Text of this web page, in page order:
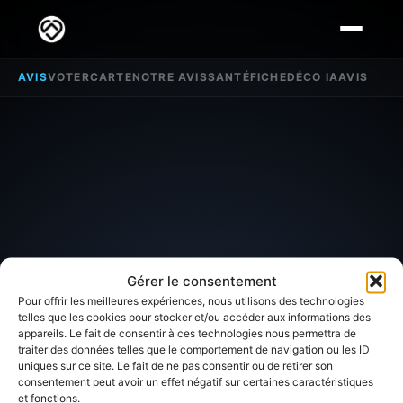
Gérer le consentement
Pour offrir les meilleures expériences, nous utilisons des technologies
telles que les cookies pour stocker et/ou accéder aux informations des
appareils. Le fait de consentir à ces technologies nous permettra de
traiter des données telles que le comportement de navigation ou les ID
uniques sur ce site. Le fait de ne pas consentir ou de retirer son
consentement peut avoir un effet négatif sur certaines caractéristiques
et fonctions.
AVISVOTERCARTENOTRE AVISSANTÉFICHEDÉCO IAAVIS
SECTEUR D'INTÉRÊT